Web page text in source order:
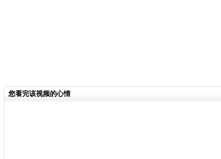
您看完该视频的心情